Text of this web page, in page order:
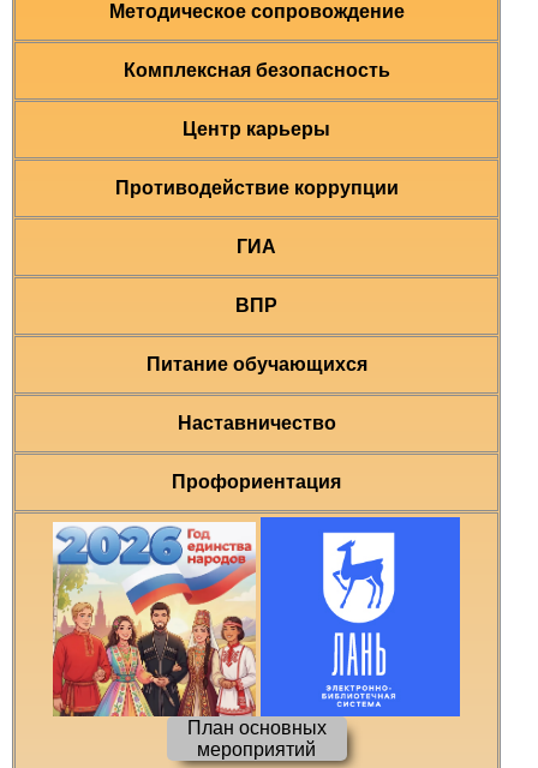
Методическое сопровождение
Комплексная безопасность
Центр карьеры
Противодействие коррупции
ГИА
ВПР
Питание обучающихся
Наставничество
Профориентация
План основных
мероприятий